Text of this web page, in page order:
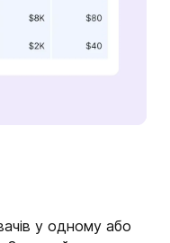
у одному або